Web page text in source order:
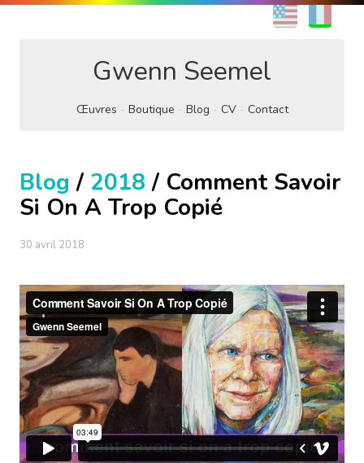
EN
Gwenn Seemel
Œuvres Boutique Blog CV Contact
Blog / 2018 / Comment Savoir
Si On A Trop Copié
30 avril 2018